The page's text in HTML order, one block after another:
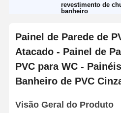
revestimento de
banheiro
Painel de Parede de
Atacado - Painel de
PVC para WC -
Banheiro de PVC
Visão Geral do Produto